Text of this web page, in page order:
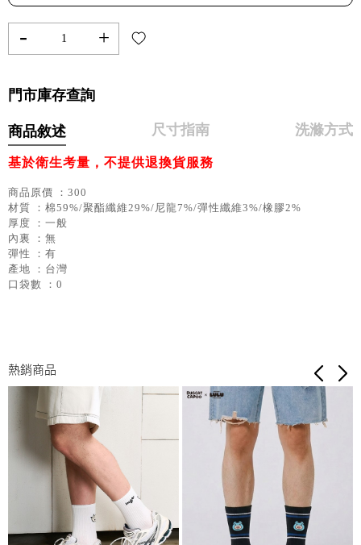
- +
門市庫存查詢
商品敘述 尺寸指南 洗滌方式
基於衛生考量，不提供退換貨服務
商品原價 ：300
材質 ：棉59%/聚酯纖維29%/尼龍7%/彈性纖維3%/橡膠2%
厚度 ：一般
內裏 ：無
彈性 ：有
產地 ：台灣
口袋數 ：0
熱銷商品